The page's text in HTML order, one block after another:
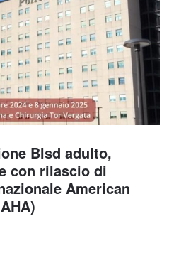
Blsd adulto,
con rilascio di
American